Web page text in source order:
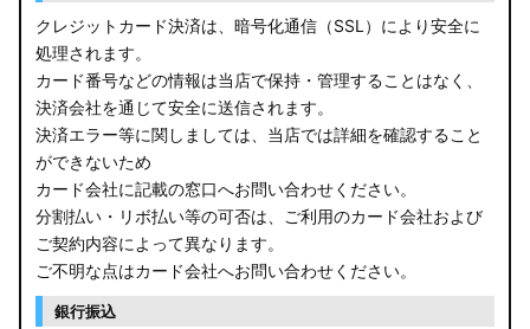
B21A デイズルークス
E13 ノート
E12 ノート
B44A/B45A B47A/B48A ルークス ハイウェイスター
JF3/4 N-BOX カスタム
JH3/4 N-WGN
クレジットカード決済は、暗号化通信（SSL）により安全に
処理されます。
カード番号などの情報は当店で保持・管理することはなく、
決済会社を通じて安全に送信されます。
決済エラー等に関しましては、当店では詳細を確認すること
ができないため
カード会社に記載の窓口へお問い合わせください。
分割払い・リボ払い等の可否は、ご利用のカード会社および
ご契約内容によって異なります。
ご不明な点はカード会社へお問い合わせください。
銀行振込